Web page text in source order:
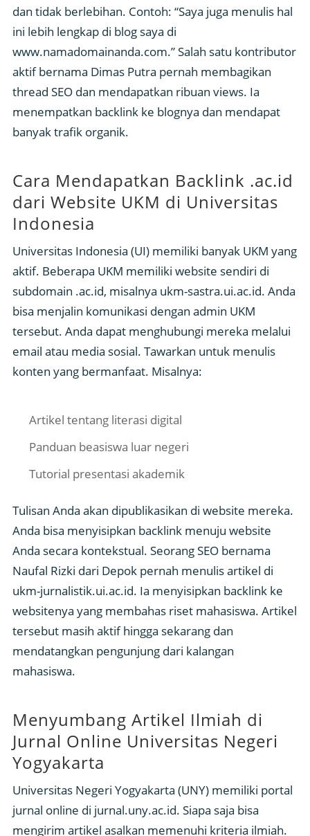
dan tidak berlebihan. Contoh: “Saya juga menulis hal
ini lebih lengkap di blog saya di
www.namadomainanda.com.” Salah satu kontributor
aktif bernama Dimas Putra pernah membagikan
thread SEO dan mendapatkan ribuan views. Ia
menempatkan backlink ke blognya dan mendapat
banyak trafik organik.
Cara Mendapatkan Backlink .ac.id
dari Website UKM di Universitas
Indonesia
Universitas Indonesia (UI) memiliki banyak UKM yang
aktif. Beberapa UKM memiliki website sendiri di
subdomain .ac.id, misalnya ukm-sastra.ui.ac.id. Anda
bisa menjalin komunikasi dengan admin UKM
tersebut. Anda dapat menghubungi mereka melalui
email atau media sosial. Tawarkan untuk menulis
konten yang bermanfaat. Misalnya:
Artikel tentang literasi digital
Panduan beasiswa luar negeri
Tutorial presentasi akademik
Tulisan Anda akan dipublikasikan di website mereka.
Anda bisa menyisipkan backlink menuju website
Anda secara kontekstual. Seorang SEO bernama
Naufal Rizki dari Depok pernah menulis artikel di
ukm-jurnalistik.ui.ac.id. Ia menyisipkan backlink ke
websitenya yang membahas riset mahasiswa. Artikel
tersebut masih aktif hingga sekarang dan
mendatangkan pengunjung dari kalangan
mahasiswa.
Menyumbang Artikel Ilmiah di
Jurnal Online Universitas Negeri
Yogyakarta
Universitas Negeri Yogyakarta (UNY) memiliki portal
jurnal online di jurnal.uny.ac.id. Siapa saja bisa
mengirim artikel asalkan memenuhi kriteria ilmiah.